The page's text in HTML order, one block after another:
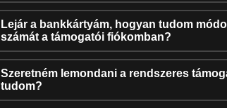
Lejár a bankkártyám, hogyan tudom
számát a támogatói fiókomban?
Szeretném lemondani a rendszeres
tudom?